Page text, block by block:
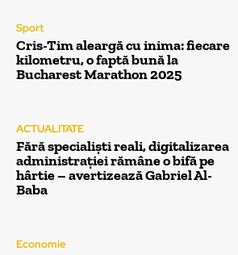
Sport
Cris-Tim aleargă cu inima: fiecare
kilometru, o faptă bună la
Bucharest Marathon 2025
ACTUALITATE
Fără specialiști reali, digitalizarea
administrației rămâne o bifă pe
hârtie – avertizează Gabriel Al-
Baba
Economie